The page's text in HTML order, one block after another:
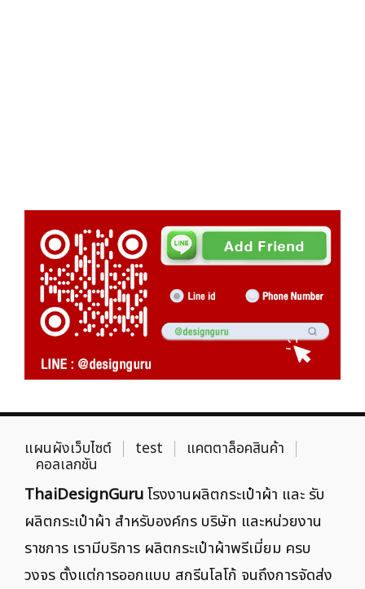
แผนผังเว็บไซต์ test แคตตาล็อคสินค้า
คอลเลกชัน
ThaiDesignGuruโรงงานผลิตกระเป๋าผ้า และ รับ
ผลิตกระเป๋าผ้า สำหรับองค์กร บริษัท และหน่วยงาน
ราชการ เรามีบริการ ผลิตกระเป๋าผ้าพรีเมี่ยม ครบ
วงจร ตั้งแต่การออกแบบ สกรีนโลโก้ จนถึงการจัดส่ง